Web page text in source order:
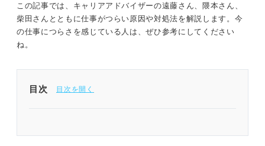
この記事では、キャリアアドバイザーの遠藤さん、隈本さん、
柴田さんとともに仕事がつらい原因や対処法を解説します。今
の仕事につらさを感じている人は、ぜひ参考にしてください
ね。
目次